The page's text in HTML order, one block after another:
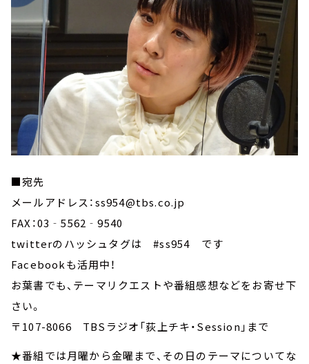
■宛先
メールアドレス：ss954@tbs.co.jp
FAX：03‐5562‐9540
twitterのハッシュタグは #ss954 です
Facebookも活用中！
お葉書でも、テーマリクエストや番組感想などをお寄せ下
さい。
〒107-8066 TBSラジオ「荻上チキ・Session」まで
★番組では月曜から金曜まで、その日のテーマについてな